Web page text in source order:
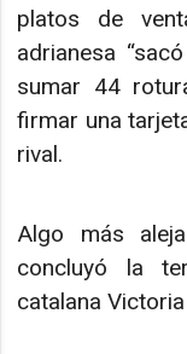
platos de
adrianesa
sumar 44
firmar una
rival.
Algo más
concluyó la
catalana